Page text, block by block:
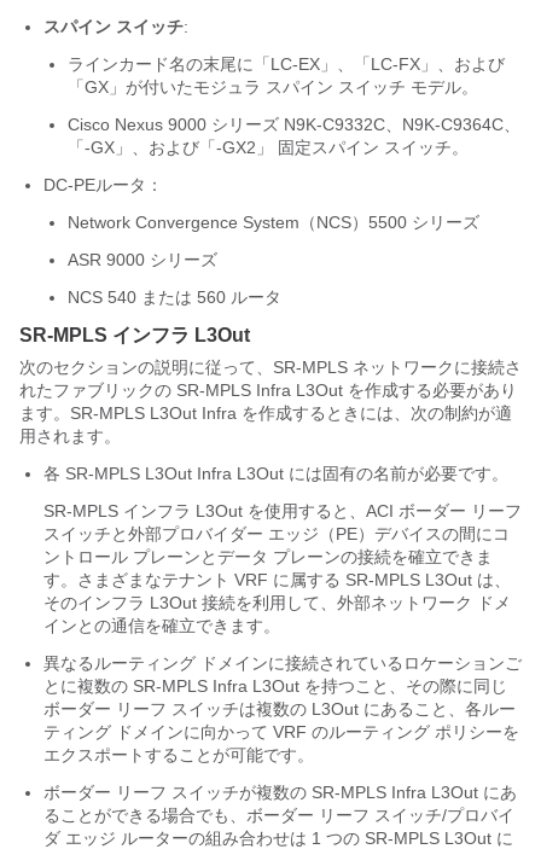
スパイン スイッチ:
ラインカード名の末尾に「LC-EX」、「LC-FX」、および
「GX」が付いたモジュラ スパイン スイッチ モデル。
Cisco Nexus 9000 シリーズ N9K-C9332C、N9K-C9364C、
「-GX」、および「-GX2」 固定スパイン スイッチ。
DC-PEルータ：
Network Convergence System（NCS）5500 シリーズ
ASR 9000 シリーズ
NCS 540 または 560 ルータ
SR-MPLS インフラ L3Out
次のセクションの説明に従って、SR-MPLS ネットワークに接続さ
れたファブリックの SR-MPLS Infra L3Out を作成する必要があり
ます。SR-MPLS L3Out Infra を作成するときには、次の制約が適
用されます。
各 SR-MPLS L3Out Infra L3Out には固有の名前が必要です。
SR-MPLS インフラ L3Out を使用すると、ACI ボーダー リーフ
スイッチと外部プロバイダー エッジ（PE）デバイスの間にコ
ントロール プレーンとデータ プレーンの接続を確立できま
す。さまざまなテナント VRF に属する SR-MPLS L3Out は、
そのインフラ L3Out 接続を利用して、外部ネットワーク ドメ
インとの通信を確立できます。
異なるルーティング ドメインに接続されているロケーションご
とに複数の SR-MPLS Infra L3Out を持つこと、その際に同じ
ボーダー リーフ スイッチは複数の L3Out にあること、各ルー
ティング ドメインに向かって VRF のルーティング ポリシーを
エクスポートすることが可能です。
ボーダー リーフ スイッチが複数の SR-MPLS Infra L3Out にあ
ることができる場合でも、ボーダー リーフ スイッチ/プロバイ
ダ エッジ ルーターの組み合わせは 1 つの SR-MPLS L3Out に